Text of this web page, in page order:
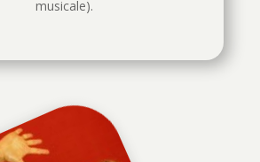
musicale).